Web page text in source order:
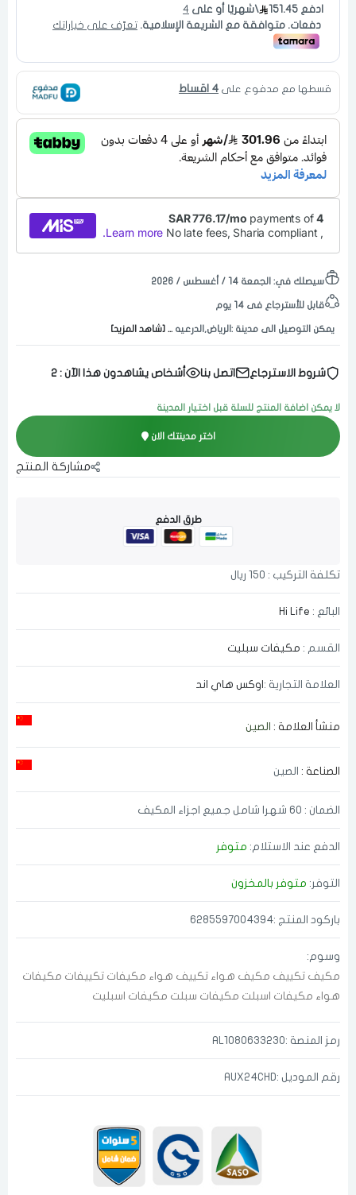
قسطها مع مدفوع على 4 اقساط
سيصلك في: الجمعة ١٤ / أغسطس / ٢٠٢٦
قابل للأسترجاع فى 14 يوم
يمكن التوصيل الى مدينة :الرياض,الدرعيه... [شاهد المزيد]
شروط الاسترجاع اتصل بنا أشخاص يشاهدون هذا الآن : 2
لا يمكن اضافة المنتج للسلة قبل اختيار المدينة
اختر مدينتك الان
مشاركة المنتج
طرق الدفع
تكلفة التركيب : 150 ريال
البائع : Hi Life
القسم : مكيفات سبليت
العلامة التجارية : اوكس هاي اند
منشأ العلامة : الصين
الصناعة : الصين
الضمان : 60 شهرا شامل جميع اجزاء المكيف
الدفع عند الاستلام: متوفر
التوفر: متوفر بالمخزون
باركود المنتج :6285597004394
وسوم:
مكيف تكييف مكيف هواء تكييف هواء مكيفات تكييفات مكيفات
هواء مكيفات اسبلت مكيفات سبلت مكيفات اسبليت
رمز المنصة :AL1080633230
رقم الموديل :AUX24CHD